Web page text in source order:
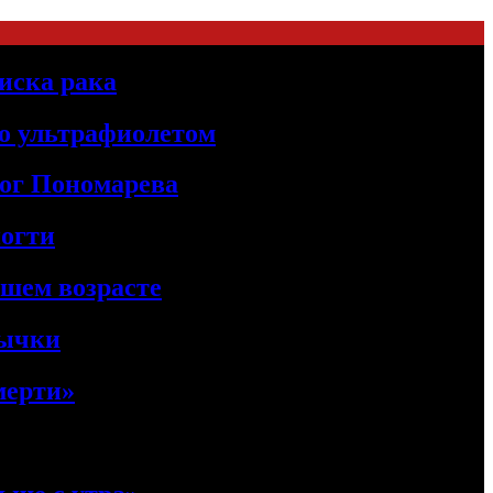
рака
ультрафиолетом
Пономарева
возрасте